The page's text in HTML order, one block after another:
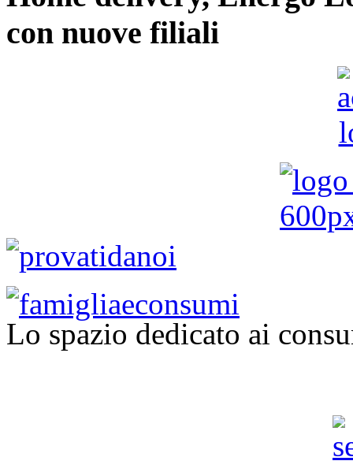
con nuove filiali
Lo spazio dedicato ai